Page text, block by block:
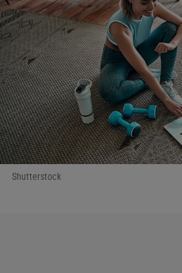
Shutterstock